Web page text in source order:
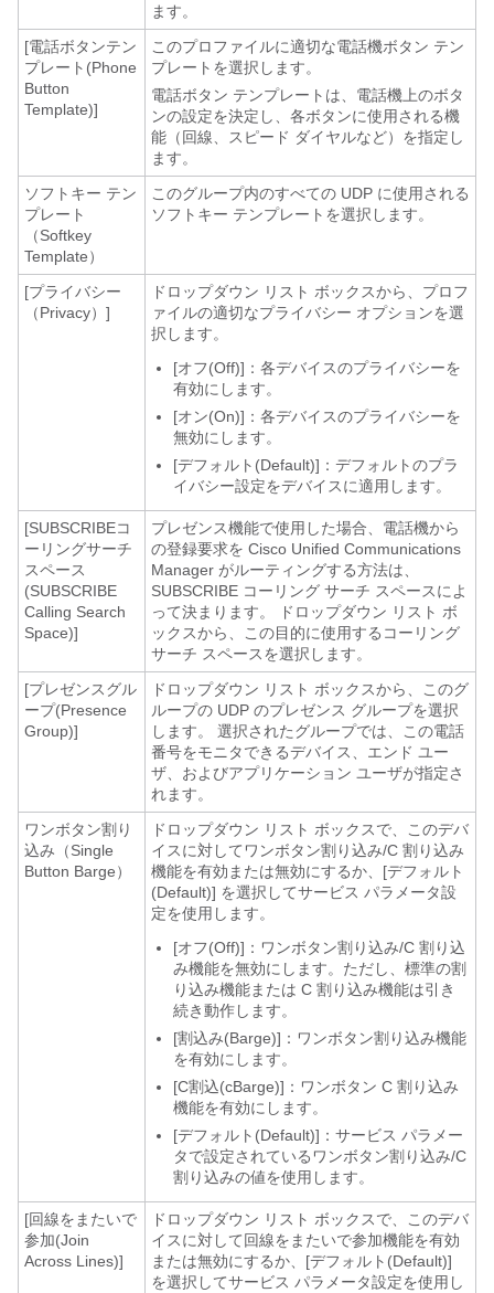
ます。
[電話ボタンテン
プレート(Phone
Button
Template)]
このプロファイルに適切な電話機ボタン テン
プレートを選択します。
電話ボタン テンプレートは、電話機上のボタ
ンの設定を決定し、各ボタンに使用される機
能（回線、スピード ダイヤルなど）を指定し
ます。
ソフトキー テン
プレート
（Softkey
Template）
このグループ内のすべての UDP に使用される
ソフトキー テンプレートを選択します。
[プライバシー
（Privacy）]
ドロップダウン リスト ボックスから、プロフ
ァイルの適切なプライバシー オプションを選
択します。
[オフ(Off)]：各デバイスのプライバシーを
有効にします。
[オン(On)]：各デバイスのプライバシーを
無効にします。
[デフォルト(Default)]：デフォルトのプラ
イバシー設定をデバイスに適用します。
[SUBSCRIBEコ
ーリングサーチ
スペース
(SUBSCRIBE
Calling Search
Space)]
プレゼンス機能で使用した場合、電話機から
の登録要求を Cisco Unified Communications
Manager がルーティングする方法は、
SUBSCRIBE コーリング サーチ スペースによ
って決まります。 ドロップダウン リスト ボ
ックスから、この目的に使用するコーリング
サーチ スペースを選択します。
[プレゼンスグル
ープ(Presence
Group)]
ドロップダウン リスト ボックスから、このグ
ループの UDP のプレゼンス グループを選択
します。 選択されたグループでは、この電話
番号をモニタできるデバイス、エンド ユー
ザ、およびアプリケーション ユーザが指定さ
れます。
ワンボタン割り
込み（Single
Button Barge）
ドロップダウン リスト ボックスで、このデバ
イスに対してワンボタン割り込み/C 割り込み
機能を有効または無効にするか、[デフォルト
(Default)] を選択してサービス パラメータ設
定を使用します。
[オフ(Off)]：ワンボタン割り込み/C 割り込
み機能を無効にします。ただし、標準の割
り込み機能または C 割り込み機能は引き
続き動作します。
[割込み(Barge)]：ワンボタン割り込み機能
を有効にします。
[C割込(cBarge)]：ワンボタン C 割り込み
機能を有効にします。
[デフォルト(Default)]：サービス パラメー
タで設定されているワンボタン割り込み/C
割り込みの値を使用します。
[回線をまたいで
参加(Join
Across Lines)]
ドロップダウン リスト ボックスで、このデバ
イスに対して回線をまたいで参加機能を有効
または無効にするか、[デフォルト(Default)]
を選択してサービス パラメータ設定を使用し